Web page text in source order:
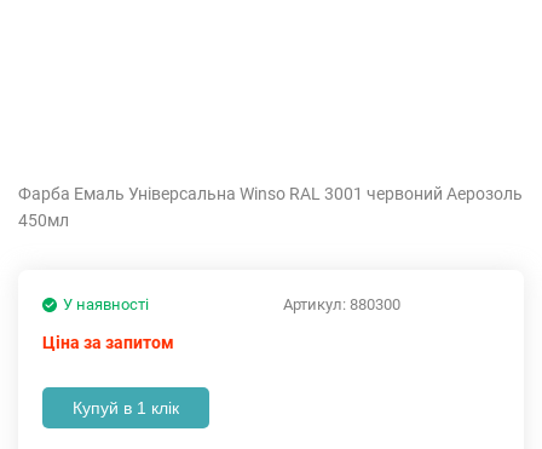
Фарба Емаль Універсальна Winso RAL 3001 червоний Аерозоль
450мл
Артикул: 880300
У наявності
Ціна за запитом
Купуй в 1 клік